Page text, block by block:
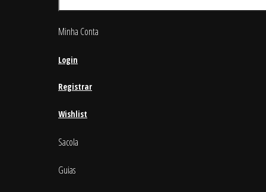
Minha Conta
Login
Registrar
Wishlist
Sacola
Guias